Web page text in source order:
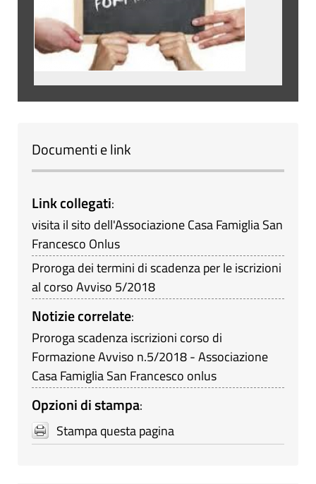
Documenti e link
Link collegati:
visita il sito dell'Associazione Casa Famiglia San
Francesco Onlus
Proroga dei termini di scadenza per le iscrizioni
al corso Avviso 5/2018
Notizie correlate:
Proroga scadenza iscrizioni corso di
Formazione Avviso n.5/2018 - Associazione
Casa Famiglia San Francesco onlus
Opzioni di stampa:
Stampa questa pagina